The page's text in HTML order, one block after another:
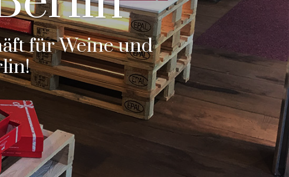
für Weine und